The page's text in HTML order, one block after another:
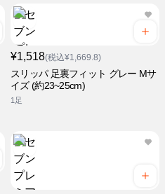
¥1,518(税込¥1,669.8)
スリッパ 足裏フィット グレー Mサ
イズ (約23~25cm)
1足